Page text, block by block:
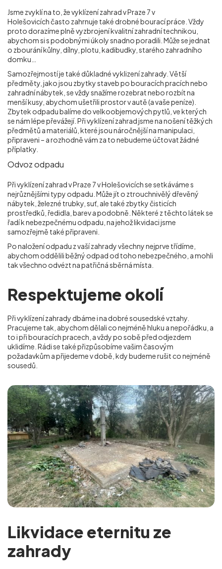
Jsme zvyklí na to, že vyklízení zahrad v Praze 7 v
Holešovicíchčasto zahrnuje také drobné bourací práce. Vždy
proto dorazíme plně vyzbrojení kvalitní zahradní technikou,
abychom si s podobnými úkoly snadno poradili. Může se jednat
o zbourání kůlny, dílny, plotu, kadibudky, starého zahradního
domku…
Samozřejmostí je také důkladné vyklizení zahrady. Větší
předměty, jako jsou zbytky staveb po bouracích pracích nebo
zahradní nábytek, se vždy snažíme rozebrat nebo rozbít na
menší kusy, abychom ušetřili prostor v autě (a vaše peníze).
Zbytek odpadu balíme do velkoobjemových pytlů, ve kterých
se nám lépe převážejí. Při vyklízení zahrad jsme na nošení těžkých
předmětů a materiálů, které jsou náročnější na manipulaci,
připraveni – a rozhodně vám za to nebudeme účtovat žádné
příplatky.
Odvoz odpadu
Při vyklízení zahrad v Praze 7 v Holešovicíchse setkáváme s
nejrůznějšími typy odpadu. Může jít o ztrouchnivělý dřevěný
nábytek, železné trubky, suť, ale také zbytky čisticích
prostředků, ředidla, barev a podobně. Některé z těchto látek se
řadí k nebezpečnému odpadu, na jehož likvidaci jsme
samozřejmě také připraveni.
Po naložení odpadu z vaší zahrady všechny nejprve třídíme,
abychom oddělili běžný odpad od toho nebezpečného, a mohli
tak všechno odvézt na patřičná sběrná místa.
Respektujeme okolí
Při vyklízení zahrady dbáme i na dobré sousedské vztahy.
Pracujeme tak, abychom dělali co nejméně hluku a nepořádku, a
to i při bouracích pracech, a vždy po sobě před odjezdem
uklidíme. Rádi se také přizpůsobíme vašim časovým
požadavkům a přijedeme v době, kdy budeme rušit co nejméně
sousedů.
Likvidace eternitu ze
zahrady